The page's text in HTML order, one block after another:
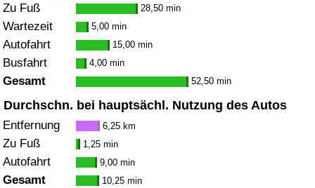
Zu Fuß 28,50 min
Wartezeit 5,00 min
Autofahrt 15,00 min
Busfahrt 4,00 min
Gesamt 52,50 min
Durchschn. bei hauptsächl. Nutzung des Autos
Entfernung 6,25 km
Zu Fuß 1,25 min
Autofahrt 9,00 min
Gesamt 10,25 min
Umweltverschmutzungs-Index (aktuell)
Verschmutzungsindex
Umweltverschmutzungs-Index nach Land
Verkehr
Verkehrs-Index